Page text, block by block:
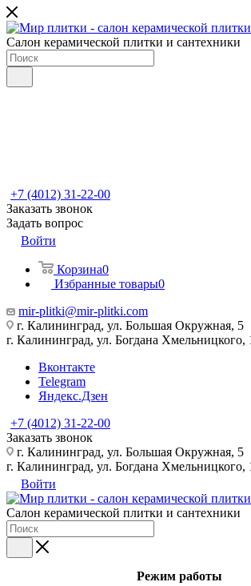
Салон керамической плитки и сантехники
+7 (4012) 31-22-00
Заказать звонок
Задать вопрос
Войти
Корзина0
Избранные товары0
mir-plitki@mir-plitki.com
г. Калининград, ул. Большая Окружная, 5
г. Калининград, ул. Богдана Хмельницкого,
Вконтакте
Telegram
Яндекс.Дзен
+7 (4012) 31-22-00
Заказать звонок
г. Калининград, ул. Большая Окружная, 5
г. Калининград, ул. Богдана Хмельницкого,
Войти
Салон керамической плитки и сантехники
Режим работы